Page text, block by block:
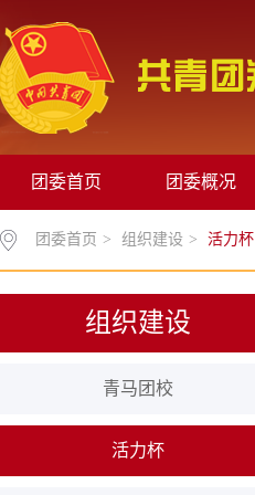
团委首页 团委概况
团委首页 > 组织建设 > 活力杯
组织建设
青马团校
活力杯